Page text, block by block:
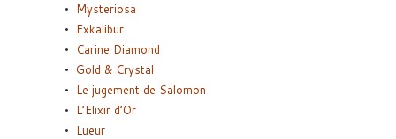
Mysteriosa
Exkalibur
Carine Diamond
Gold & Crystal
Le jugement de Salomon
L’Elixir d’Or
Lueur